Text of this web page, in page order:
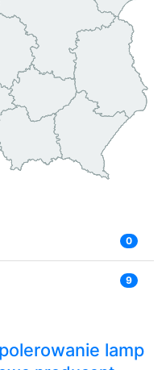
0
9
polerowanie lamp